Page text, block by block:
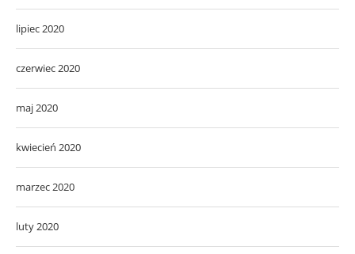
lipiec 2020
czerwiec 2020
maj 2020
kwiecień 2020
marzec 2020
luty 2020